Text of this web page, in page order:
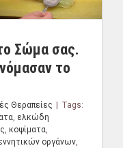
Σώμα σας.
το
Θεραπείες | Tags:
ελκώδη
κοψίματα
οργάνων